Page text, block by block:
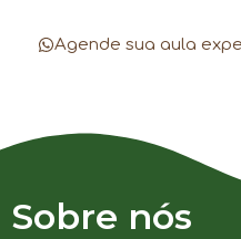
Agende sua aula
Sobre nós